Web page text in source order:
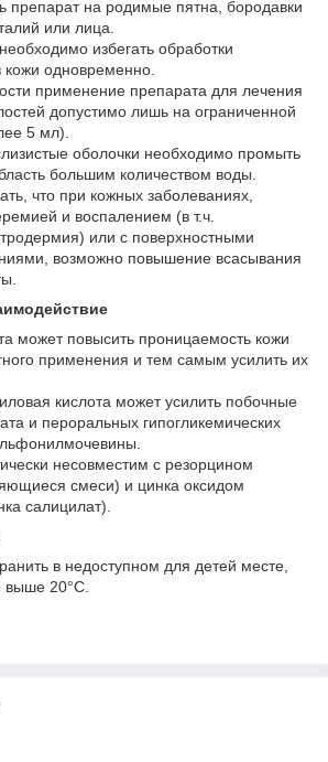
препарат на родимые пятна, бородавки
или лица.
избегать обработки
кожи одновременно.
применение препарата для лечения
допустимо лишь на ограниченной
5 мл).
оболочки необходимо промыть
большим количеством воды.
что при кожных заболеваниях,
и воспалением (в т.ч.
или с поверхностными
возможно повышение всасывания
может повысить проницаемость кожи
применения и тем самым усилить их
кислота может усилить побочные
и пероральных гипогликемических
несовместим с резорцином
смеси) и цинка оксидом
салицилат).
в недоступном для детей месте,
выше 20°С.